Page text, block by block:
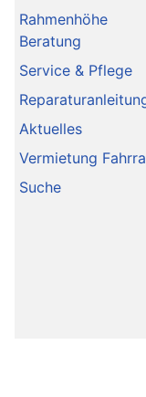
Rahmenhöhe
Beratung
Service & Pflege
Aktuelles
Vermietung
Suche